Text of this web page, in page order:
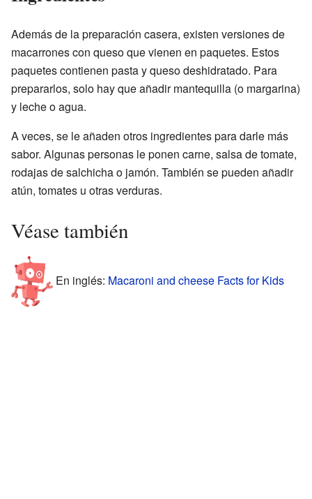
Además de la preparación casera, existen versiones de
macarrones con queso que vienen en paquetes. Estos
paquetes contienen pasta y queso deshidratado. Para
prepararlos, solo hay que añadir mantequilla (o margarina)
y leche o agua.
A veces, se le añaden otros ingredientes para darle más
sabor. Algunas personas le ponen carne, salsa de tomate,
rodajas de salchicha o jamón. También se pueden añadir
atún, tomates u otras verduras.
Véase también
En inglés: Macaroni and cheese Facts for Kids